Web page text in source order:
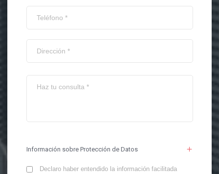
Información sobre Protección de Datos
Declaro haber entendido la información facilitada